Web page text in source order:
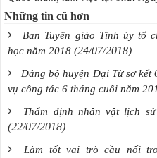
Những tin cũ hơn
Ban Tuyên giáo Tỉnh ủy tổ
học năm 2018 (24/07/2018)
Đảng bộ huyện Đại Từ sơ kết
vụ công tác 6 tháng cuối năm
Thẩm định nhân vật lịch
(22/07/2018)
Làm tốt vai trò cầu nối